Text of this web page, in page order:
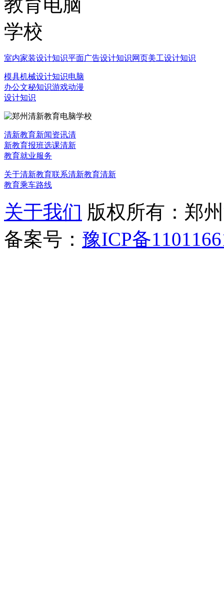
室内家装设计知识平面广告设计知识网页美工设计知识
模具机械设计知识电脑
办公文秘知识游戏动漫
设计知识
清新教育新闻资讯清
新教育报班选课清新
教育就业服务
关于清新教育联系清新教育清新
教育乘车路线
关于我们 版权所有：郑
备案号： 豫ICP备